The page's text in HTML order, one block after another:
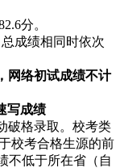
分。
总成绩相同时依次
网络初试成绩不计
写成绩
破格录取。校考类
校考合格生源的前
不低于所在省（自